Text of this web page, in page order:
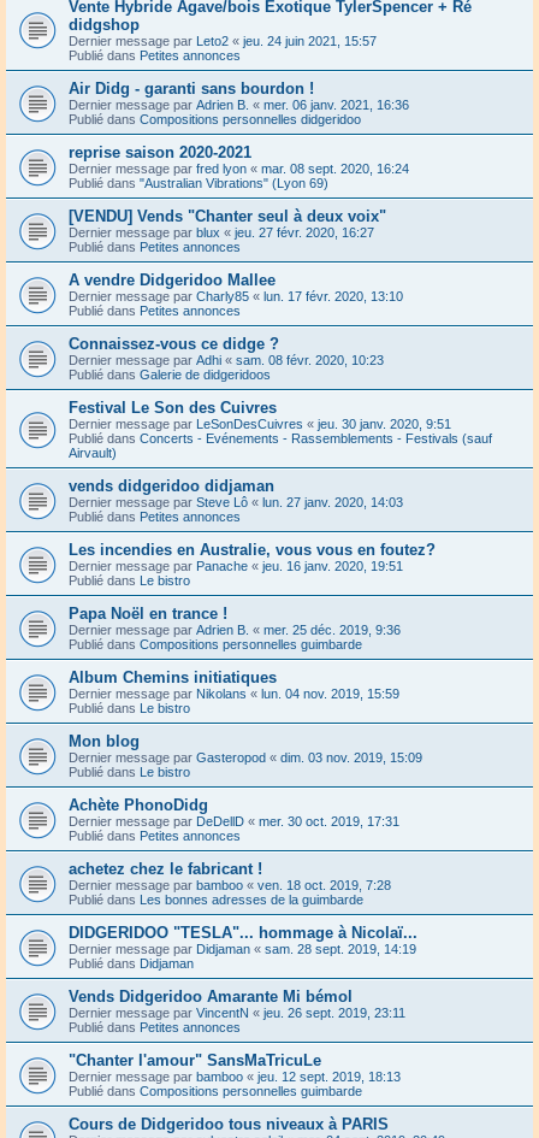
Vente Hybride Agave/bois Exotique TylerSpencer + Ré
didgshop
Dernier message par Leto2 « jeu. 24 juin 2021, 15:57
Publié dans Petites annonces
Air Didg - garanti sans bourdon !
Dernier message par Adrien B. « mer. 06 janv. 2021, 16:36
Publié dans Compositions personnelles didgeridoo
reprise saison 2020-2021
Dernier message par fred lyon « mar. 08 sept. 2020, 16:24
Publié dans "Australian Vibrations" (Lyon 69)
[VENDU] Vends "Chanter seul à deux voix"
Dernier message par blux « jeu. 27 févr. 2020, 16:27
Publié dans Petites annonces
A vendre Didgeridoo Mallee
Dernier message par Charly85 « lun. 17 févr. 2020, 13:10
Publié dans Petites annonces
Connaissez-vous ce didge ?
Dernier message par Adhi « sam. 08 févr. 2020, 10:23
Publié dans Galerie de didgeridoos
Festival Le Son des Cuivres
Dernier message par LeSonDesCuivres « jeu. 30 janv. 2020, 9:51
Publié dans Concerts - Evénements - Rassemblements - Festivals (sauf
Airvault)
vends didgeridoo didjaman
Dernier message par Steve Lô « lun. 27 janv. 2020, 14:03
Publié dans Petites annonces
Les incendies en Australie, vous vous en foutez?
Dernier message par Panache « jeu. 16 janv. 2020, 19:51
Publié dans Le bistro
Papa Noël en trance !
Dernier message par Adrien B. « mer. 25 déc. 2019, 9:36
Publié dans Compositions personnelles guimbarde
Album Chemins initiatiques
Dernier message par Nikolans « lun. 04 nov. 2019, 15:59
Publié dans Le bistro
Mon blog
Dernier message par Gasteropod « dim. 03 nov. 2019, 15:09
Publié dans Le bistro
Achète PhonoDidg
Dernier message par DeDellD « mer. 30 oct. 2019, 17:31
Publié dans Petites annonces
achetez chez le fabricant !
Dernier message par bamboo « ven. 18 oct. 2019, 7:28
Publié dans Les bonnes adresses de la guimbarde
DIDGERIDOO "TESLA"... hommage à Nicolaï...
Dernier message par Didjaman « sam. 28 sept. 2019, 14:19
Publié dans Didjaman
Vends Didgeridoo Amarante Mi bémol
Dernier message par VincentN « jeu. 26 sept. 2019, 23:11
Publié dans Petites annonces
"Chanter l'amour" SansMaTricuLe
Dernier message par bamboo « jeu. 12 sept. 2019, 18:13
Publié dans Compositions personnelles guimbarde
Cours de Didgeridoo tous niveaux à PARIS